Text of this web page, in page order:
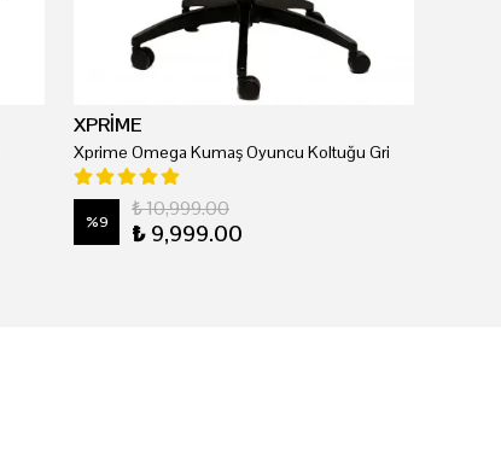
XPRİME
Xprime Omega Kumaş Oyuncu Koltuğu Gri
%9
₺ 10,999.00
₺ 9,999.00